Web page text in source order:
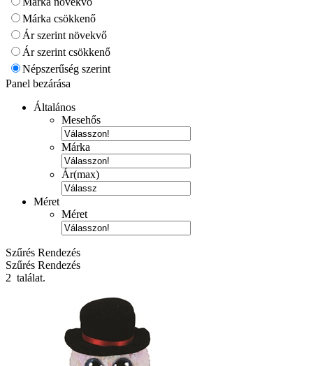
Márka csökkenő
Ár szerint növekvő
Ár szerint csökkenő
Népszerűség szerint
Panel bezárása
Általános
Mesehős
Márka
Ár(max)
Méret
Méret
Szűrés Rendezés
Szűrés Rendezés
2 találat.